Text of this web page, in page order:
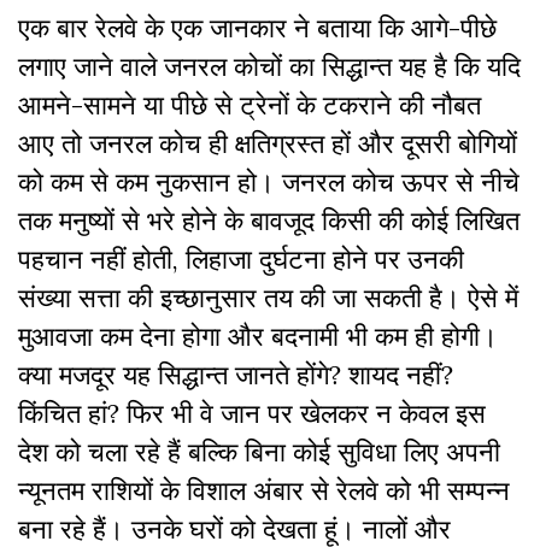
एक बार रेलवे के एक जानकार ने बताया कि आगे-पीछे
लगाए जाने वाले जनरल कोचों का सिद्धान्त यह है कि यदि
आमने-सामने या पीछे से ट्रेनों के टकराने की नौबत
आए तो जनरल कोच ही क्षतिग्रस्त हों और दूसरी बोगियों
को कम से कम नुकसान हो। जनरल कोच ऊपर से नीचे
तक मनुष्यों से भरे होने के बावजूद किसी की कोई लिखित
पहचान नहीं होती, लिहाजा दुर्घटना होने पर उनकी
संख्या सत्ता की इच्छानुसार तय की जा सकती है। ऐसे में
मुआवजा कम देना होगा और बदनामी भी कम ही होगी।
क्या मजदूर यह सिद्धान्त जानते होंगे? शायद नहीं?
किंचित हां? फिर भी वे जान पर खेलकर न केवल इस
देश को चला रहे हैं बल्कि बिना कोई सुविधा लिए अपनी
न्यूनतम राशियों के विशाल अंबार से रेलवे को भी सम्पन्न
बना रहे हैं। उनके घरों को देखता हूं। नालों और